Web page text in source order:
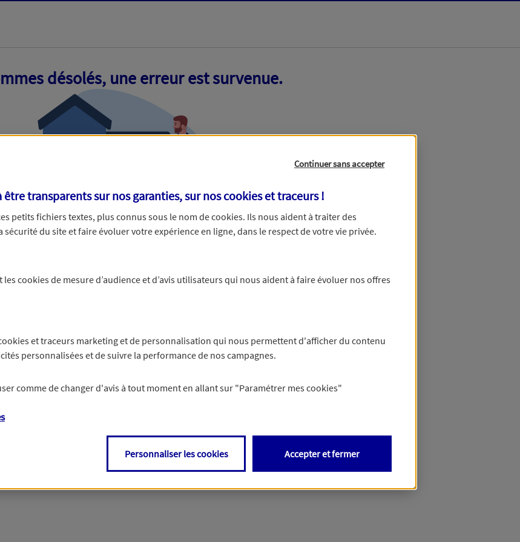
désolés, une erreur est survenue.
Continuer sans accepter
être transparents sur nos garanties, sur noscookies et traceurs!
petits fichiers textes, plus connus sous le nom decookies. Ils nous aident à traiter des
du site et faire évoluer votre expérience en ligne, dans le respect de votre vie privée.
lescookiesde mesure d’audience et d’avis utilisateurs qui nous aident à faire évoluer nos offres
et traceurs marketing et de personnalisation qui nous permettent d'afficher du contenu
personnalisées et de suivre la performance de nos campagnes.
comme de changer d'avis à tout moment en allant sur "Paramétrer mescookies"
Personnaliser les cookies Accepter et fermer